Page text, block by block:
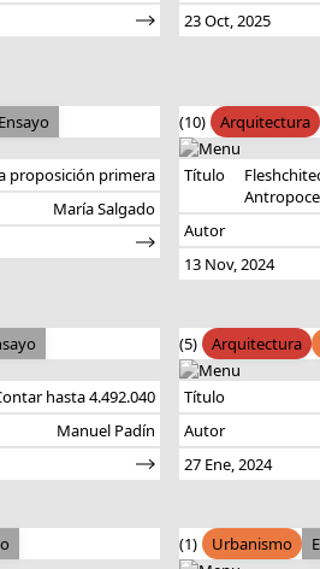
23 Oct, 2025
Ensayo
proposición primera
María Salgado
(10) Arquitectura
Título
Autor
13 Nov, 2024
hasta 4.492.040
Manuel Padín
(5) Arquitectura
Título
Autor
27 Ene, 2024
(1) Urbanismo